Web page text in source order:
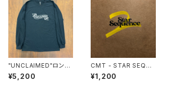
"UNCLAIMED"ロング
スリーブTシャツ
¥5,200
CMT - STAR SEQUE
NCE 2
¥1,200